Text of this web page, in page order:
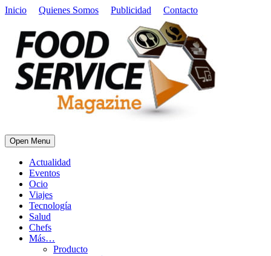
Inicio Quienes Somos Publicidad Contacto
Open Menu
Actualidad
Eventos
Ocio
Viajes
Tecnología
Salud
Chefs
Más…
Producto